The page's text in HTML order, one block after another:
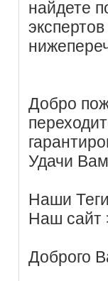
найдете
Добро
Удачи
Наши
Наш сайт
Доброго